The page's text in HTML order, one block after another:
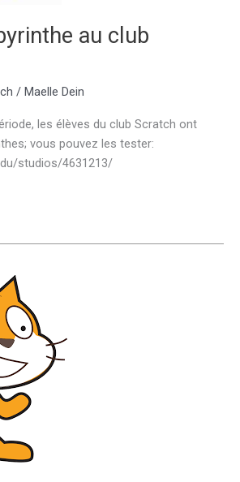
au club
/ Maelle Dein
les élèves du club Scratch ont
vous pouvez les tester:
studios/4631213/